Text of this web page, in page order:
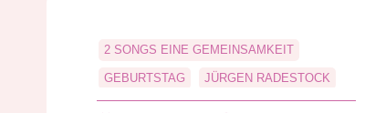
2 SONGS EINE GEMEINSAMKEIT
GEBURTSTAG JÜRGEN RADESTOCK